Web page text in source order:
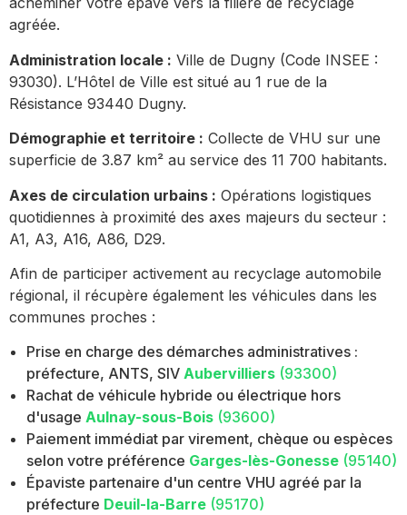
agréée.
Administration locale : Ville de Dugny (Code INSEE :
93030). L’Hôtel de Ville est situé au 1 rue de la
Résistance 93440 Dugny.
Démographie et territoire : Collecte de VHU sur une
superficie de 3.87 km² au service des 11 700 habitants.
Axes de circulation urbains : Opérations logistiques
quotidiennes à proximité des axes majeurs du secteur :
A1, A3, A16, A86, D29.
Afin de participer activement au recyclage automobile
régional, il récupère également les véhicules dans les
communes proches :
Prise en charge des démarches administratives :
préfecture, ANTS, SIV Aubervilliers (93300)
Rachat de véhicule hybride ou électrique hors
d'usage Aulnay-sous-Bois (93600)
Paiement immédiat par virement, chèque ou espèces
selon votre préférence Garges-lès-Gonesse (95140)
Épaviste partenaire d'un centre VHU agréé par la
préfecture Deuil-la-Barre (95170)